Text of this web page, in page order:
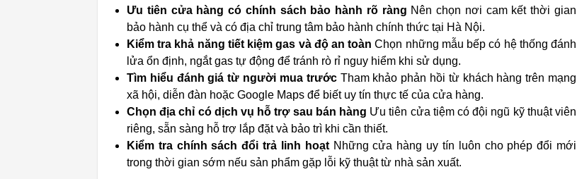
Ưu tiên cửa hàng có chính sách bảo hành rõ ràng Nên chọn nơi cam kết thời gian
bảo hành cụ thể và có địa chỉ trung tâm bảo hành chính thức tại Hà Nội.
Kiểm tra khả năng tiết kiệm gas và độ an toàn Chọn những mẫu bếp có hệ thống đánh
lửa ổn định, ngắt gas tự động để tránh rò rỉ nguy hiểm khi sử dụng.
Tìm hiểu đánh giá từ người mua trướcTham khảo phản hồi từ khách hàng trên mạng
xã hội, diễn đàn hoặc Google Maps để biết uy tín thực tế của cửa hàng.
Chọn địa chỉ có dịch vụ hỗ trợ sau bán hàng Ưu tiên cửa tiệm có đội ngũ kỹ thuật viên
riêng, sẵn sàng hỗ trợ lắp đặt và bảo trì khi cần thiết.
Kiểm tra chính sách đổi trả linh hoạtNhững cửa hàng uy tín luôn cho phép đổi mới
trong thời gian sớm nếu sản phẩm gặp lỗi kỹ thuật từ nhà sản xuất.